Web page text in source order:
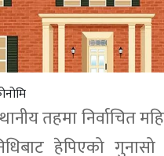
तहमा निर्वाचित
हेपिएको